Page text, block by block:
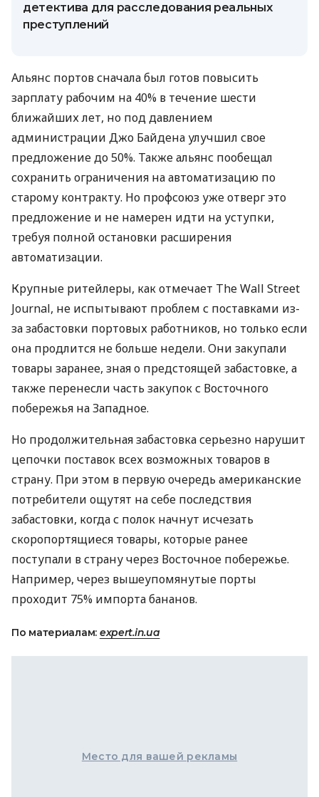
детектива для расследования реальных
преступлений
Альянс портов сначала был готов повысить
зарплату рабочим на 40% в течение шести
ближайших лет, но под давлением
администрации Джо Байдена улучшил свое
предложение до 50%. Также альянс пообещал
сохранить ограничения на автоматизацию по
старому контракту. Но профсоюз уже отверг это
предложение и не намерен идти на уступки,
требуя полной остановки расширения
автоматизации.
Крупные ритейлеры, как отмечает The Wall Street
Journal, не испытывают проблем с поставками из-
за забастовки портовых работников, но только если
она продлится не больше недели. Они закупали
товары заранее, зная о предстоящей забастовке, а
также перенесли часть закупок с Восточного
побережья на Западное.
Но продолжительная забастовка серьезно нарушит
цепочки поставок всех возможных товаров в
страну. При этом в первую очередь американские
потребители ощутят на себе последствия
забастовки, когда с полок начнут исчезать
скоропортящиеся товары, которые ранее
поступали в страну через Восточное побережье.
Например, через вышеупомянутые порты
проходит 75% импорта бананов.
По материалам: expert.in.ua
Место для вашей рекламы